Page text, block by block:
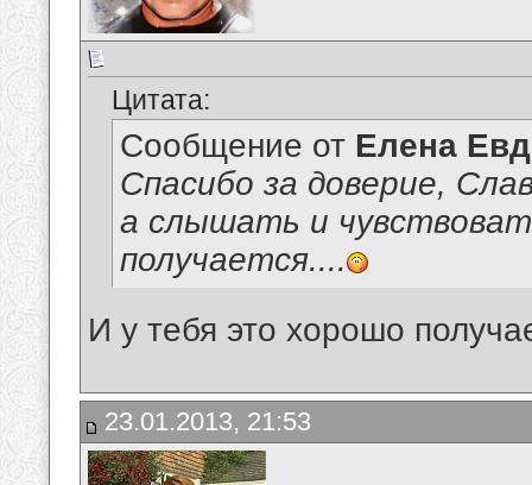
Цитата:
Сообщение от Елена
Спасибо за доверие,
а слышать и
получается....
И у тебя это хорошо
23.01.2013, 21:53